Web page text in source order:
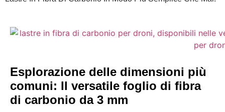
Esplorazione delle dimensioni più
comuni: Il versatile foglio di fibra
di carbonio da 3 mm